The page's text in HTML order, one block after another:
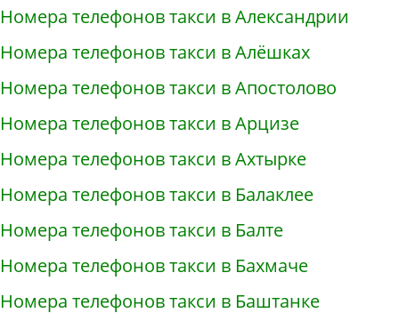
Номера телефонов такси в Александрии
Номера телефонов такси в Алёшках
Номера телефонов такси в Апостолово
Номера телефонов такси в Арцизе
Номера телефонов такси в Ахтырке
Номера телефонов такси в Балаклее
Номера телефонов такси в Балте
Номера телефонов такси в Бахмаче
Номера телефонов такси в Баштанке